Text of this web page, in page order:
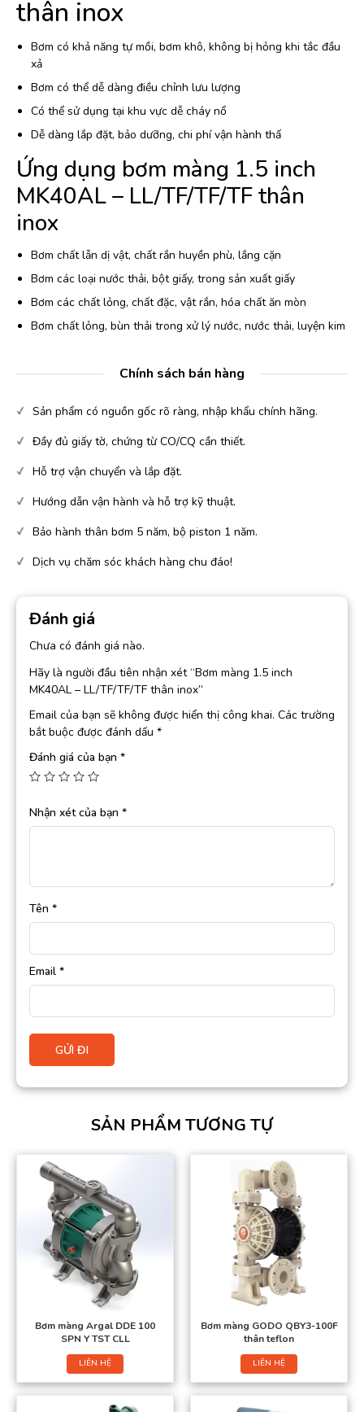
thân inox
Bơm có khả năng tự mồi, bơm khô, không bị hỏng khi tắc đầu
xả
Bơm có thể dễ dàng điều chỉnh lưu lượng
Có thể sử dụng tại khu vực dễ cháy nổ
Dễ dàng lắp đặt, bảo dưỡng, chi phí vận hành thấ
Ứng dụng bơm màng 1.5 inch
MK40AL – LL/TF/TF/TF thân
inox
Bơm chất lẫn dị vật, chất rắn huyền phù, lắng cặn
Bơm các loại nước thải, bột giấy, trong sản xuất giấy
Bơm các chất lỏng, chất đặc, vật rắn, hóa chất ăn mòn
Bơm chất lỏng, bùn thải trong xử lý nước, nước thải, luyện kim
Chính sách bán hàng
Sản phẩm có nguồn gốc rõ ràng, nhập khẩu chính hãng.
Đầy đủ giấy tờ, chứng từ CO/CQ cần thiết.
Hỗ trợ vận chuyển và lắp đặt.
Hướng dẫn vận hành và hỗ trợ kỹ thuật.
Bảo hành thân bơm 5 năm, bộ piston 1 năm.
Dịch vụ chăm sóc khách hàng chu đáo!
Đánh giá
Chưa có đánh giá nào.
Hãy là người đầu tiên nhận xét “Bơm màng 1.5 inch
MK40AL – LL/TF/TF/TF thân inox”
Email của bạn sẽ không được hiển thị công khai. Các trường
bắt buộc được đánh dấu *
Đánh giá của bạn *
Nhận xét của bạn *
Tên *
Email *
SẢN PHẨM TƯƠNG TỰ
Bơm màng Argal DDE 100
SPN Y TST CLL
LIÊN HỆ
Bơm màng GODO QBY3-100F
thân teflon
LIÊN HỆ